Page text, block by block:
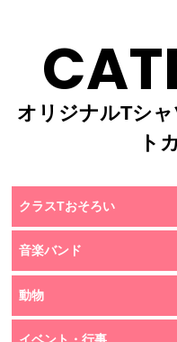
オリジナルTシ
ト
クラスTおそろい
音楽バンド
動物